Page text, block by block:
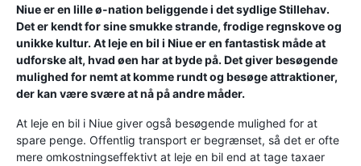
Niue er en lille ø-nation beliggende i det sydlige Stillehav.
Det er kendt for sine smukke strande, frodige regnskove og
unikke kultur. At leje en bil i Niue er en fantastisk måde at
udforske alt, hvad øen har at byde på. Det giver besøgende
mulighed for nemt at komme rundt og besøge attraktioner,
der kan være svære at nå på andre måder.
At leje en bil i Niue giver også besøgende mulighed for at
spare penge. Offentlig transport er begrænset, så det er ofte
mere omkostningseffektivt at leje en bil end at tage taxaer